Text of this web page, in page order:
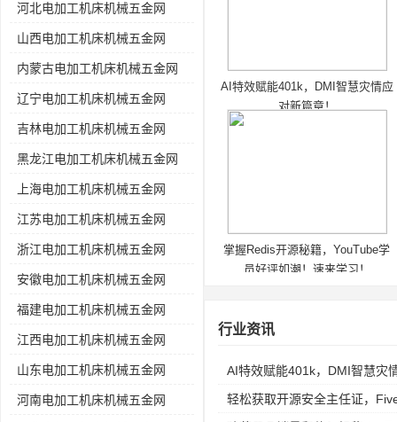
河北电加工机床机械五金网
山西电加工机床机械五金网
内蒙古电加工机床机械五金网
辽宁电加工机床机械五金网
吉林电加工机床机械五金网
黑龙江电加工机床机械五金网
上海电加工机床机械五金网
江苏电加工机床机械五金网
浙江电加工机床机械五金网
安徽电加工机床机械五金网
福建电加工机床机械五金网
江西电加工机床机械五金网
山东电加工机床机械五金网
河南电加工机床机械五金网
AI特效赋能401k，DMI智慧灾情应
对新篇章！
掌握Redis开源秘籍，YouTube学
员好评如潮！速来学习！
行业资讯
AI特效赋能401k，DMI智慧灾
轻松获取开源安全主任证，